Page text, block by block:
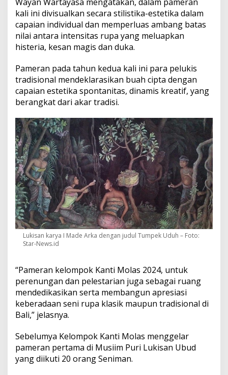
P
a
m
r
a
L
u
i
s
r
a
d
i
s
i
o
n
a
l
B
kali ini divisualkan secara stilistika-estetika dalam
capaian individual dan memperluas ambang batas
nilai antara intensitas rupa yang meluapkan
histeria, kesan magis dan duka.
Pameran pada tahun kedua kali ini para pelukis
tradisional mendeklarasikan buah cipta dengan
capaian estetika spontanitas, dinamis kreatif, yang
berangkat dari akar tradisi.
Lukisan karya I Made Arka dengan judul Tumpek Uduh – Foto:
Star-News.id
“Pameran kelompok Kanti Molas 2024, untuk
perenungan dan pelestarian juga sebagai ruang
mendedikasikan serta membangun apresiasi
keberadaan seni rupa klasik maupun tradisional di
Bali,” jelasnya.
Sebelumya Kelompok Kanti Molas menggelar
pameran pertama di Musiim Puri Lukisan Ubud
yang diikuti 20 orang Seniman.